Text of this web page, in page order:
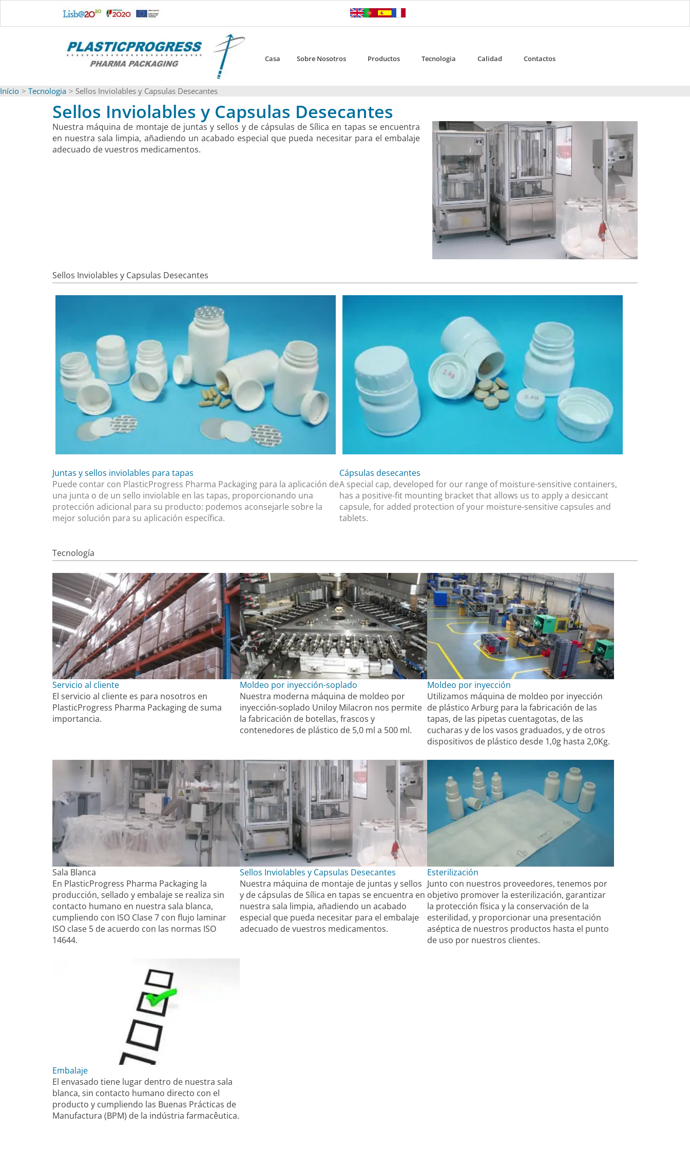
Casa Sobre Nosotros Productos Tecnologia Calidad Contactos
Início Tecnologia Sellos Inviolables y Capsulas Desecantes
Sellos Inviolables y Capsulas Desecantes
Nuestra máquina de montaje de juntas y sellos y de cápsulas de Sílica en tapas se encuentra
en nuestra sala limpia, añadiendo un acabado especial que pueda necesitar para el embalaje
adecuado de vuestros medicamentos.
Sellos Inviolables y Capsulas Desecantes
Juntas y sellos inviolables para tapas
Puede contar con PlasticProgress Pharma Packaging para la aplicación de
una junta o de un sello inviolable en las tapas, proporcionando una
protección adicional para su producto: podemos aconsejarle sobre la
mejor solución para su aplicación específica.
Cápsulas desecantes
A special cap, developed for our range of moisture-sensitive containers,
has a positive-fit mounting bracket that allows us to apply a desiccant
capsule, for added protection of your moisture-sensitive capsules and
tablets.
Tecnología
Servicio al cliente
El servicio al cliente es para nosotros en
PlasticProgress Pharma Packaging de suma
importancia.
Moldeo por inyección-soplado
Nuestra moderna máquina de moldeo por
inyección-soplado Uniloy Milacron nos permite
la fabricación de botellas, frascos y
contenedores de plástico de 5,0 ml a 500 ml.
Moldeo por inyección
Utilizamos máquina de moldeo por inyección
de plástico Arburg para la fabricación de las
tapas, de las pipetas cuentagotas, de las
cucharas y de los vasos graduados, y de otros
dispositivos de plástico desde 1,0g hasta 2,0Kg.
Sala Blanca
En PlasticProgress Pharma Packaging la
producción, sellado y embalaje se realiza sin
contacto humano en nuestra sala blanca,
cumpliendo con ISO Clase 7 con flujo laminar
ISO clase 5 de acuerdo con las normas ISO
14644.
Sellos Inviolables y Capsulas Desecantes
Nuestra máquina de montaje de juntas y sellos
y de cápsulas de Sílica en tapas se encuentra en
nuestra sala limpia, añadiendo un acabado
especial que pueda necesitar para el embalaje
adecuado de vuestros medicamentos.
Esterilización
Junto con nuestros proveedores, tenemos por
objetivo promover la esterilización, garantizar
la protección física y la conservación de la
esterilidad, y proporcionar una presentación
aséptica de nuestros productos hasta el punto
de uso por nuestros clientes.
Embalaje
El envasado tiene lugar dentro de nuestra sala
blanca, sin contacto humano directo con el
producto y cumpliendo las Buenas Prácticas de
Manufactura (BPM) de la indústria farmacêutica.